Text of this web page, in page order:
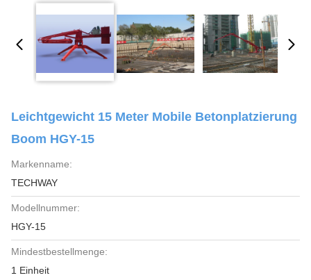
Leichtgewicht 15 Meter Mobile Betonplatzierung
Boom HGY-15
Markenname:
TECHWAY
Modellnummer:
HGY-15
Mindestbestellmenge:
1 Einheit